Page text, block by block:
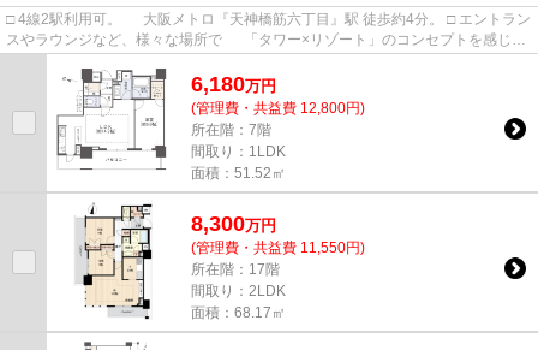
□ 4線2駅利用可。 大阪メトロ『天神橋筋六丁目』駅 徒歩約4分。 □ エントラン
スやラウンジなど、様々な場所で 「タワー×リゾート」のコンセプトを感じら
6,180万円
(管理費・共益費 12,800円)
所在階：7階
間取り：1LDK
面積：51.52㎡
8,300万円
(管理費・共益費 11,550円)
所在階：17階
間取り：2LDK
面積：68.17㎡